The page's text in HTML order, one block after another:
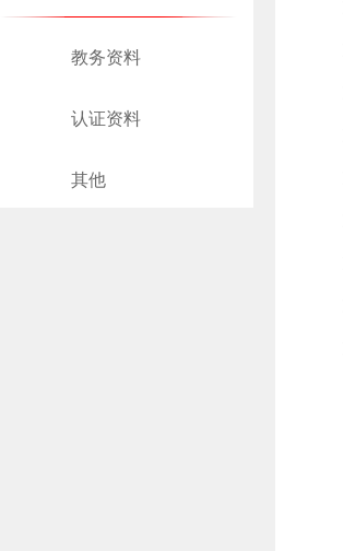
教务资料
认证资料
其他